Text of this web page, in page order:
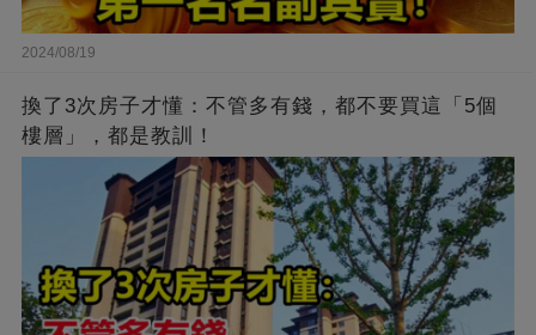
2024/08/19
換了3次房子才懂：不管多有錢，都不要買這「5個
樓層」，都是教訓！